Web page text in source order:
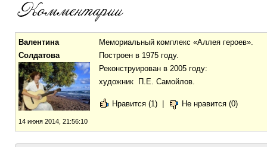
Валентина
Солдатова
14 июня 2014, 21:56:10
Мемориальный комплекс «Аллея героев».
Построен в 1975 году.
Реконструирован в 2005 году:
художник П.Е. Самойлов.
Нравится (1) Не нравится (0)